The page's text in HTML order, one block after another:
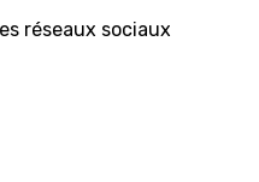
réseaux sociaux